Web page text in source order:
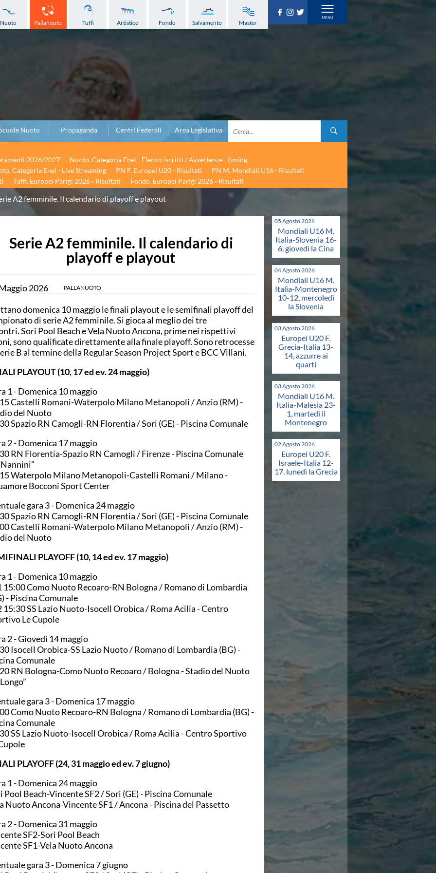
Nuoto Pallanuoto Tuffi Artistico Fondo Salvamento Master
Nuoto Propaganda Centri Federali Area Legislativa
2026/2027
Nuoto. Categoria Enel - Elenco iscritti / Avvertenze - timing
Categoria Enel - Live Streaming PN F. Europei U20 - Risultati
PN M. Mondiali U16 - Risultati
Tuffi. Europei Parigi 2026 - Risultati Fondo. Europei Parigi 2026 - Risultati
A2 femminile. Il calendario di playoff e playout
Serie A2 femminile. Il calendario di
playoff e playout
2026 PALLANUOTO
domenica 10 maggio le finali playout e le semifinali playoff del
di serie A2 femminile. Si gioca al meglio dei tre
Sori Pool Beach e Vela Nuoto Ancona, prime nei rispettivi
sono qualificate direttamente alla finale playoff. Sono retrocesse
B al termine della Regular Season Project Sport e BCC Villani.
PLAYOUT (10, 17 ed ev. 24 maggio)
1 - Domenica 10 maggio
Castelli Romani-Waterpolo Milano Metanopoli / Anzio (RM) -
del Nuoto
Spazio RN Camogli-RN Florentia / Sori (GE) - Piscina Comunale
2 - Domenica 17 maggio
RN Florentia-Spazio RN Camogli / Firenze - Piscina Comunale
Nannini”
Waterpolo Milano Metanopoli-Castelli Romani / Milano -
Bocconi Sport Center
gara 3 - Domenica 24 maggio
Spazio RN Camogli-RN Florentia / Sori (GE) - Piscina Comunale
Castelli Romani-Waterpolo Milano Metanopoli / Anzio (RM) -
del Nuoto
PLAYOFF (10, 14 ed ev. 17 maggio)
1 - Domenica 10 maggio
15:00 Como Nuoto Recoaro-RN Bologna / Romano di Lombardia
- Piscina Comunale
15:30 SS Lazio Nuoto-Isocell Orobica / Roma Acilia - Centro
Le Cupole
2 - Giovedì 14 maggio
Isocell Orobica-SS Lazio Nuoto / Romano di Lombardia (BG) -
Comunale
RN Bologna-Como Nuoto Recoaro / Bologna - Stadio del Nuoto
gara 3 - Domenica 17 maggio
Como Nuoto Recoaro-RN Bologna / Romano di Lombardia (BG) -
Comunale
SS Lazio Nuoto-Isocell Orobica / Roma Acilia - Centro Sportivo
PLAYOFF (24, 31 maggio ed ev. 7 giugno)
1 - Domenica 24 maggio
Pool Beach-Vincente SF2 / Sori (GE) - Piscina Comunale
Nuoto Ancona-Vincente SF1 / Ancona - Piscina del Passetto
2 - Domenica 31 maggio
SF2-Sori Pool Beach
SF1-Vela Nuoto Ancona
gara 3 - Domenica 7 giugno
05 Agosto 2026
Mondiali U16 M.
Italia-Slovenia 16-
6, giovedì la Cina
04 Agosto 2026
Mondiali U16 M.
Italia-Montenegro
10-12, mercoledì
la Slovenia
03 Agosto 2026
Europei U20 F.
Grecia-Italia 13-
14, azzurre ai
quarti
03 Agosto 2026
Mondiali U16 M.
Italia-Malesia 23-
1, martedì il
Montenegro
02 Agosto 2026
Europei U20 F.
Israele-Italia 12-
17, lunedì la Grecia